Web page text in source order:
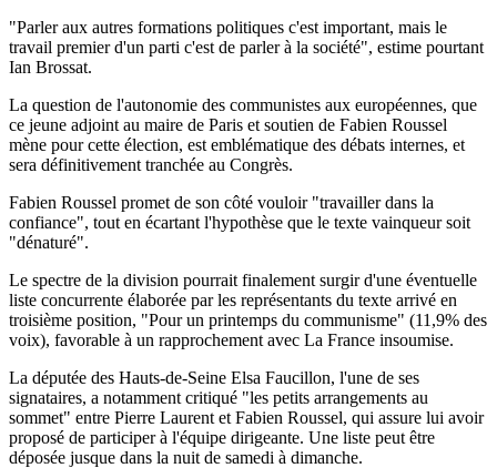
"Parler aux autres formations politiques c'est important, mais le
travail premier d'un parti c'est de parler à la société", estime pourtant
Ian Brossat.
La question de l'autonomie des communistes aux européennes, que
ce jeune adjoint au maire de Paris et soutien de Fabien Roussel
mène pour cette élection, est emblématique des débats internes, et
sera définitivement tranchée au Congrès.
Fabien Roussel promet de son côté vouloir "travailler dans la
confiance", tout en écartant l'hypothèse que le texte vainqueur soit
"dénaturé".
Le spectre de la division pourrait finalement surgir d'une éventuelle
liste concurrente élaborée par les représentants du texte arrivé en
troisième position, "Pour un printemps du communisme" (11,9% des
voix), favorable à un rapprochement avec La France insoumise.
La députée des Hauts-de-Seine Elsa Faucillon, l'une de ses
signataires, a notamment critiqué "les petits arrangements au
sommet" entre Pierre Laurent et Fabien Roussel, qui assure lui avoir
proposé de participer à l'équipe dirigeante. Une liste peut être
déposée jusque dans la nuit de samedi à dimanche.